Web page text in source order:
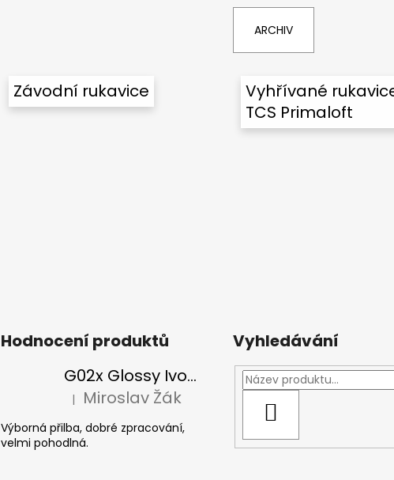
ARCHIV
Závodní rukavice
Vyhřívané
TCS Primaloft
Hodnocení produktů
G02x Glossy Ivory - Peak incl, slonová kost
Hodnocení produktu je 5 z 5 hvězdiček.
| Miroslav Žák
Výborná přilba, dobré zpracování,
velmi pohodlná.
Vyhledávání